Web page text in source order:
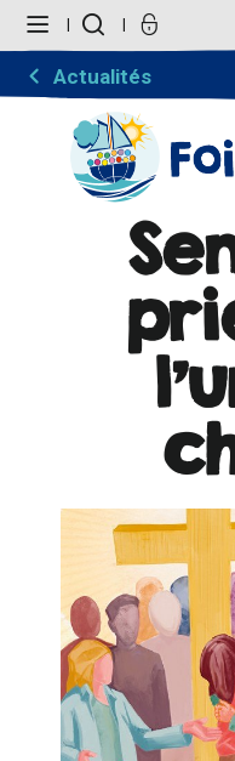
contenu.
navigation
personnels
Actualités